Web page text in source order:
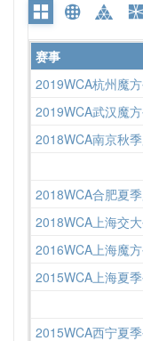
赛事
2019WCA杭州魔
2019WCA武汉魔
2018WCA南京秋
2018WCA合肥夏
2018WCA上海交
2016WCA上海魔
2015WCA上海夏
2015WCA西宁夏